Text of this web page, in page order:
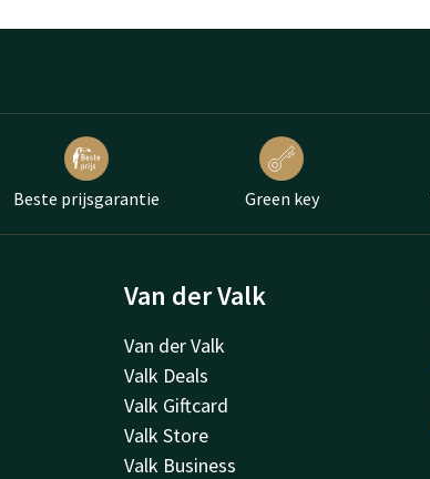
Beste prijsgarantie Green key
Van der Valk
Van der Valk
Valk Deals
Valk Giftcard
Valk Store
Valk Business